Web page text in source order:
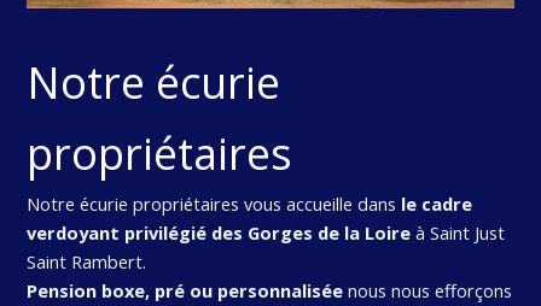
Notre écurie
propriétaires
Notre écurie propriétaires vous accueille dans le cadre
verdoyant privilégié des Gorges de la Loireà Saint Just
Saint Rambert.
Pension boxe, pré ou personnaliséenous nous efforçons